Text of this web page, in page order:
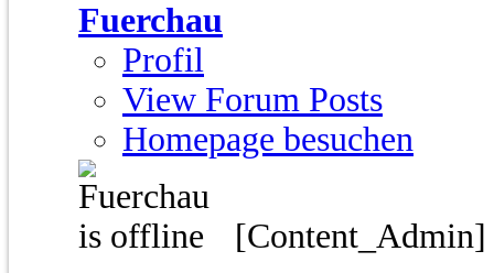
Fuerchau
Profil
View Forum Posts
Homepage besuchen
[Content_Admin]